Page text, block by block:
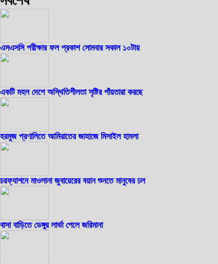
এসএসসি পরীক্ষার ফল প্রকাশ সোমবার সকাল ১০টায়
একটি মহল দেশে অস্থিতিশীলতা সৃষ্টির পাঁয়তারা করছে
হরমুজ প্রণালিতে আমিরাতের জাহাজে মিসাইল হামলা
চরফ্যাশনে মাওলানা জুবায়েরের বয়ান শুনতে মানুষের ঢল
বাসা বাড়িতে ডেঙ্গুর লার্ভা পেলে জরিমানা